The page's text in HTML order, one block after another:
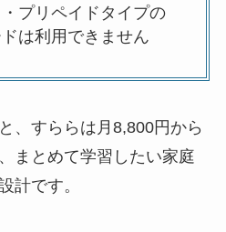
プリペイドタイプの
は利用できません
、すららは月8,800円から
まとめて学習したい家庭
計です。